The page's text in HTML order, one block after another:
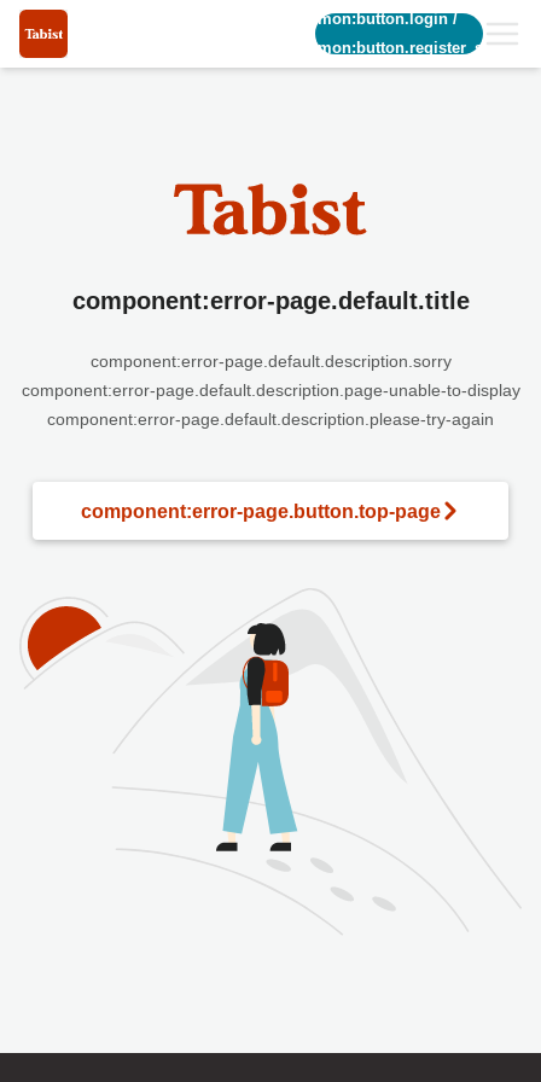
common:button.login/
common:button.register_short
component:error-page.default.title
component:error-page.default.description.sorry
component:error-page.default.description.page-unable-to-display
component:error-page.default.description.please-try-again
component:error-page.button.top-page